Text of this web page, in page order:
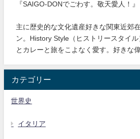
『SAIGO-DONでごわす。敬天愛人！』
主に歴史的な文化遺産好きな関東近郊
ン。History Style（ヒストリースタイ
とカレーと旅をこよなく愛す。好きな
カテゴリー
世界史
イタリア